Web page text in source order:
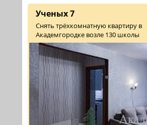
Ученых 7
Снять трёхкомнатную квартиру в
Академгородке возле 130 школы